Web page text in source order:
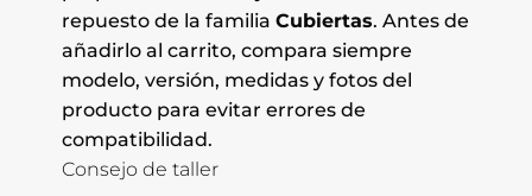
repuesto de la familia Cubiertas. Antes de
añadirlo al carrito, compara siempre
modelo, versión, medidas y fotos del
producto para evitar errores de
compatibilidad.
Consejo de taller